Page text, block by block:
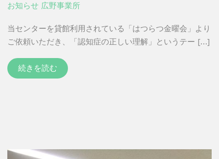
お知らせ 広野事業所
当センターを貸館利用されている「はつらつ金曜会」より
ご依頼いただき、「認知症の正しい理解」というテー […]
続きを読む